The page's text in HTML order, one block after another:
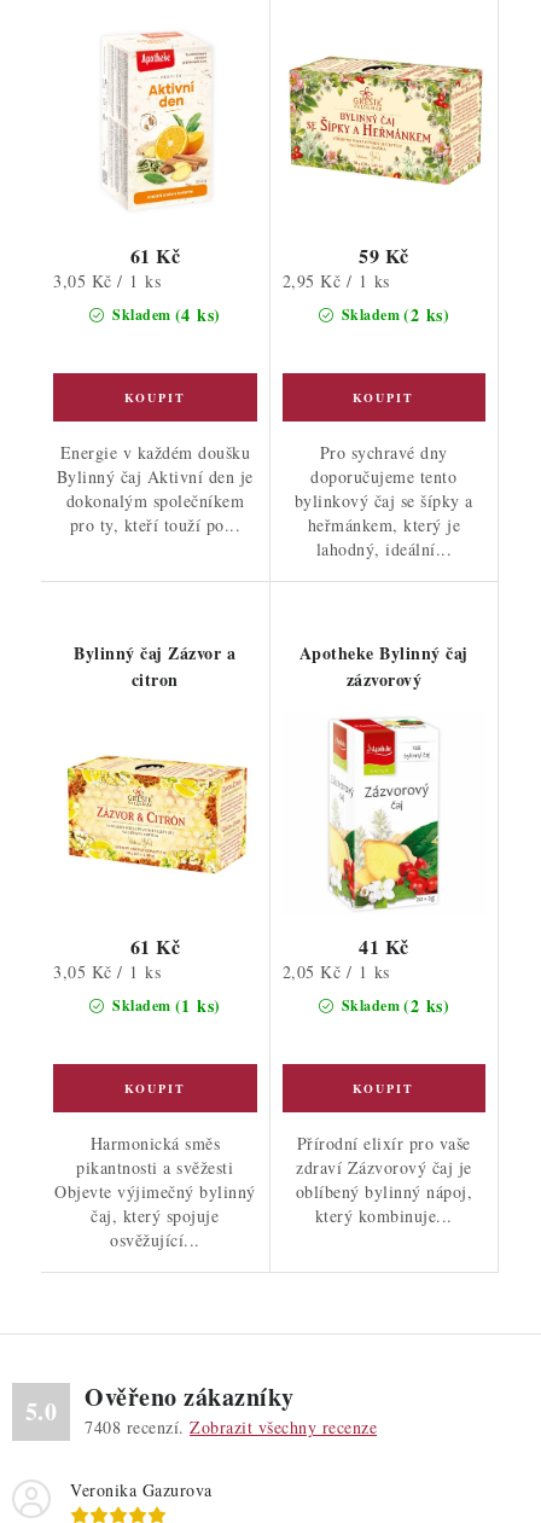
Skladem (4 ks)
61 Kč
Měrná
3,05 Kč / 1 ks
Energie v každém doušku
Bylinný čaj Aktivní den je
dokonalým společníkem
pro ty, kteří touží po...
Skladem(2 ks)
59 Kč
Měrná
2,95 Kč / 1 ks
Pro sychravé dny
doporučujeme tento
bylinkový čaj se šípky a
heřmánkem, který je
lahodný, ideální...
Bylinný čaj Zázvor a
citron
Skladem (1 ks)
61 Kč
Měrná
3,05 Kč / 1 ks
Harmonická směs
pikantnosti a svěžesti
Objevte výjimečný bylinný
čaj, který spojuje
osvěžující...
Apotheke Bylinný čaj
zázvorový
Skladem(2 ks)
41 Kč
Měrná
2,05 Kč / 1 ks
Přírodní elixír pro vaše
zdraví Zázvorový čaj je
oblíbený bylinný nápoj,
který kombinuje...
5.0 Ověřeno zákazníky
7408 recenzí. Zobrazit všechny recenze
Veronika Gazurova